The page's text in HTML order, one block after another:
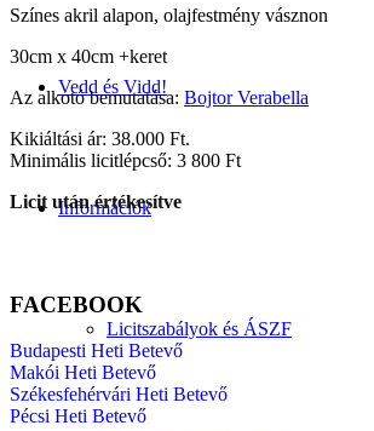
Vedd és Vidd!
Információk
Licitszabályok és ÁSZF
Színes akril alapon, olajfestmény vásznon
30cm x 40cm +keret
Az alkotó bemutatása: Bojtor Verabella
Kikiáltási ár: 38.000 Ft.
Minimális licitlépcső: 3 800 Ft
Licit után értékesítve
FACEBOOK
Budapesti Heti Betevő
Makói Heti Betevő
Székesfehérvári Heti Betevő
Pécsi Heti Betevő